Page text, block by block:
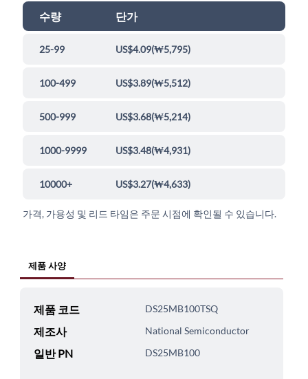
수량 단가
25-99 US$4.09(₩5,795)
100-499 US$3.89(₩5,512)
500-999 US$3.68(₩5,214)
1000-9999 US$3.48(₩4,931)
10000+ US$3.27(₩4,633)
가격, 가용성 및 리드 타임은 주문 시점에 확인될 수 있습니다.
제품 사양
제품 코드 DS25MB100TSQ
제조사 National Semiconductor
일반 PN DS25MB100